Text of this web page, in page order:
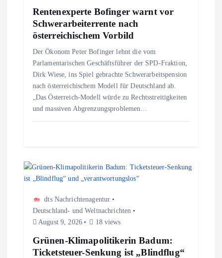
n
Rentenexperte Bofinger warnt vor
Schwerarbeiterrente nach
österreichischem Vorbild
Der Ökonom Peter Bofinger lehnt die vom
Parlamentarischen Geschäftsführer der SPD-Fraktion,
Dirk Wiese, ins Spiel gebrachte Schwerarbeitspension
nach österreichischem Modell für Deutschland ab.
„Das Österreich-Modell würde zu Rechtsstreitigkeiten
und massiven Abgrenzungsproblemen…
dts Nachrichtenagentur
Deutschland- und Weltnachrichten
August 9, 2026
18 views
Grünen-Klimapolitikerin Badum:
Ticketsteuer-Senkung ist „Blindflug“